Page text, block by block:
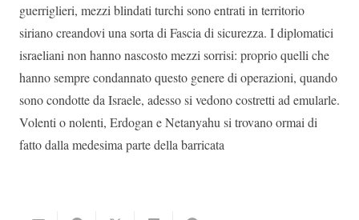
guerriglieri, mezzi blindati turchi sono entrati in territorio
siriano creandovi una sorta di Fascia di sicurezza. I diplomatici
israeliani non hanno nascosto mezzi sorrisi: proprio quelli che
hanno sempre condannato questo genere di operazioni, quando
sono condotte da Israele, adesso si vedono costretti ad emularle.
Volenti o nolenti, Erdogan e Netanyahu si trovano ormai di
fatto dalla medesima parte della barricata